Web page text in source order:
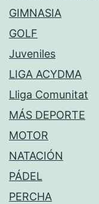
GIMNASIA
GOLF
Juveniles
LIGA ACYDMA
Lliga Comunitat
MÁS DEPORTE
MOTOR
NATACIÓN
PÁDEL
PERCHA